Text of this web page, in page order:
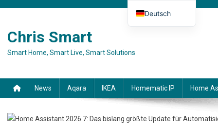
Chris Smart
Smart Home, Smart Live, Smart Solutions
News Aqara IKEA Homematic IP Home
Deutsch
Italiano